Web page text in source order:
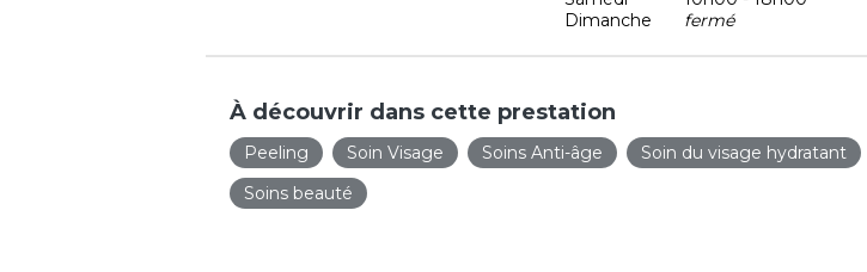
Dimanche
fermé
À découvrir dans cette prestation
Peeling Soin Visage Soins Anti-âge
Soin du visage hydratant
Soins beauté